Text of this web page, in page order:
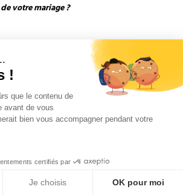
!
que le contenu de
avant de vous
bien vous accompagner pendant votre
certifiés par
Je choisis OK pour moi
votre mariage ?
Douard Photographe de mariage - Tous droits réservés